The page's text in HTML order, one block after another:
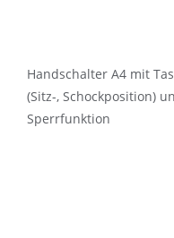
Handschalter A4 mit
(Sitz-, Schockposition)
Sperrfunktion